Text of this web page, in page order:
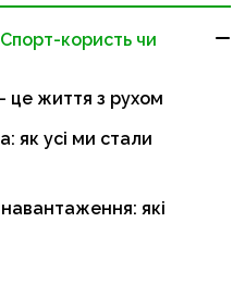
користь чи
це життя з рухом
як усі ми стали
навантаження: які